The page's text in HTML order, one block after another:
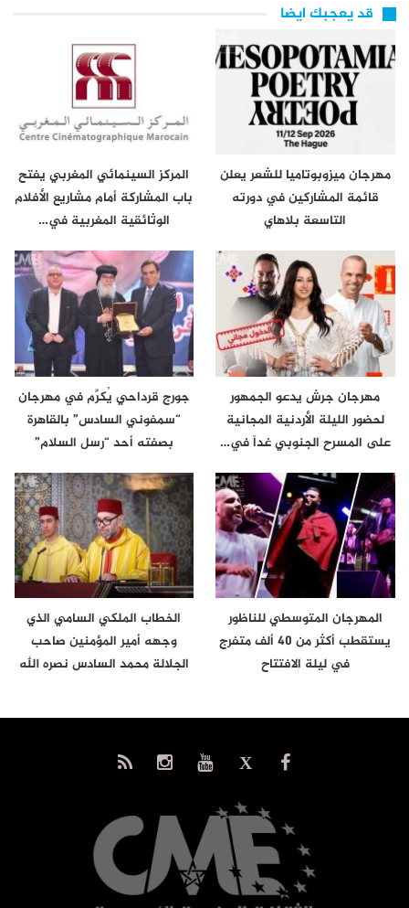
قد يعجبك ايضا
مهرجان ميزوبوتاميا للشعر يعلن
قائمة المشاركين في دورته
التاسعة بلاهاي
المركز السينمائي المغربي يفتح
باب المشاركة أمام مشاريع الأفلام
الوثائقية المغربية في…
مهرجان جرش يدعو الجمهور
لحضور الليلة الأردنية المجانية
على المسرح الجنوبي غداً في…
جورج قرداحي يُكرَّم في مهرجان
“سمفوني السادس” بالقاهرة
بصفته أحد “رسل السلام”
المهرجان المتوسطي للناظور
يستقطب أكثر من 40 ألف متفرج
في ليلة الافتتاح
الخطاب الملكي السامي الذي
وجهه أمير المؤمنين صاحب
الجلالة محمد السادس نصره الله